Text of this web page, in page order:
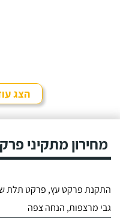
הצג
מחירון מתקיני
התקנת פרקט עץ, פרקט תלת
גבי מרצפות, הנחה צפה